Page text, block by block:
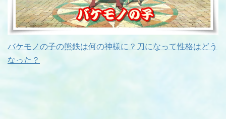
バケモノの子の熊鉄は何の神様に？刀になって性格はどう
なった？